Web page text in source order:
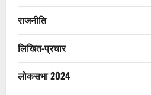
राजनीति
लिखित-प्रचार
लोकसभा 2024